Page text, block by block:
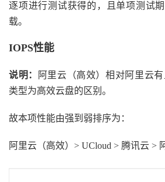
逐项进行测试获得的，且单项测试
载。
IOPS性能
说明：
阿里云（高效）相对阿里云
类型为高效云盘的区别。
故本项性能由强到弱排序为：
阿里云（高效）> UCloud > 腾讯云 >